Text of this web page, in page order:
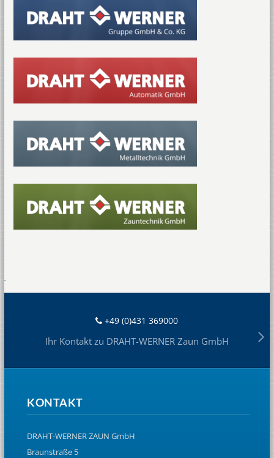
+49 (0)431 369000
Ihr Kontakt zu DRAHT-WERNER Zaun GmbH
KONTAKT
DRAHT-WERNER ZAUN GmbH
Braunstraße 5